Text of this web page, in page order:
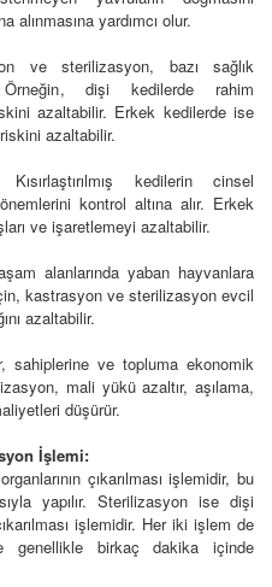
alınmasına yardımcı olur.
ve sterilizasyon, bazı sağlık
Örneğin, dişi kedilerde rahim
azaltabilir. Erkek kedilerde ise
azaltabilir.
kedilerin cinsel
kontrol altına alır. Erkek
ve işaretlemeyi azaltabilir.
alanlarında yaban hayvanlara
kastrasyon ve sterilizasyon evcil
azaltabilir.
sahiplerine ve topluma ekonomik
mali yükü azaltır, aşılama,
düşürür.
İşlemi:
çıkarılması işlemidir, bu
yapılır. Sterilizasyon ise dişi
işlemidir. Her iki işlem de
genellikle birkaç dakika içinde